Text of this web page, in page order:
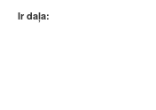
Ir daļa: